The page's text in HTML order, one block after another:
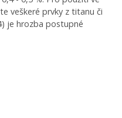
veškeré prvky z titanu či
je hrozba postupné